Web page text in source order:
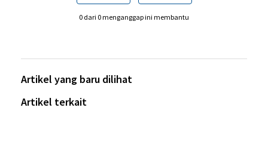
0 dari 0 menganggap ini membantu
Artikel yang baru dilihat
Artikel terkait